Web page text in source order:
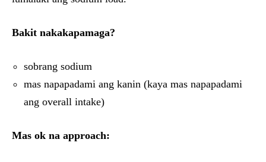
Bakit nakakapamaga?
sobrang sodium
mas napapadami ang kanin (kaya mas napapadami
ang overall intake)
Mas ok na approach: